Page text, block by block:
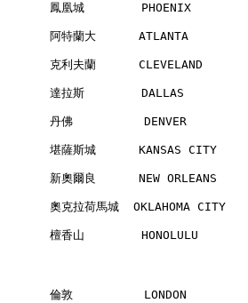
鳳凰城        PHOENIX
阿特蘭大      ATLANTA
克利夫蘭
達拉斯        DALLAS
丹佛          DENVER
堪薩斯城      KANSAS CITY
新奧爾良      NEW ORLEANS
奧克拉荷馬城  OKLAHOMA
檀香山        HONOLULU
倫敦          LONDON